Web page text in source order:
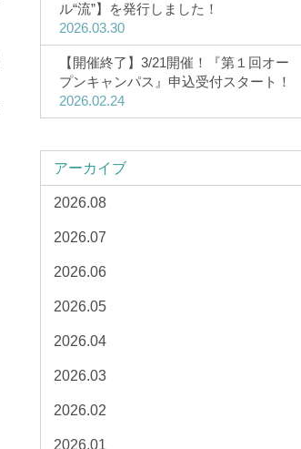
ル“流”】を発行しました！
2026.03.30
【開催終了】3/21開催！『第１回オー
プンキャンパス』申込受付スタート！
2026.02.24
アーカイブ
2026.08
2026.07
2026.06
2026.05
2026.04
2026.03
2026.02
2026.01